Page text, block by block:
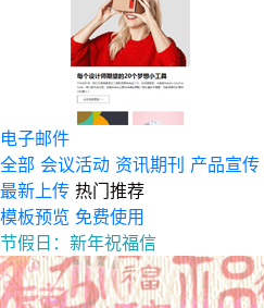
电子邮件
全部 会议活动 资讯期刊 产品宣传
最新上传 热门推荐
模板预览 免费使用
节假日：新年祝福信